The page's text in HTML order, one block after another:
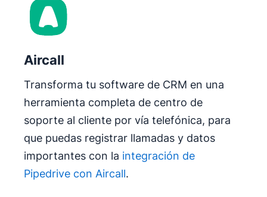
Aircall
Transforma tu software de CRM en una
herramienta completa de centro de
soporte al cliente por vía telefónica, para
que puedas registrar llamadas y datos
importantes con la integración de
Pipedrive con Aircall.